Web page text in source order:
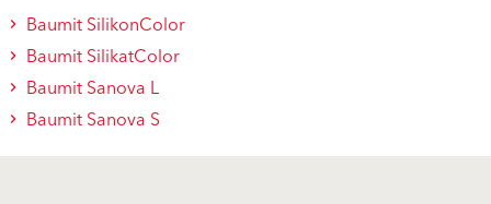
Baumit SilikonColor
Baumit SilikatColor
Baumit Sanova L
Baumit Sanova S